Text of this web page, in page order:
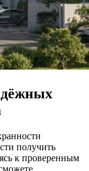
получить
к проверенным